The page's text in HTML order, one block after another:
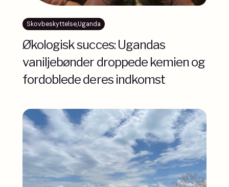
Skovbeskyttelse,Uganda
Økologisk succes: Ugandas
vaniljebønder droppede kemien og
fordoblede deres indkomst